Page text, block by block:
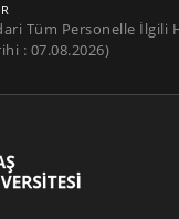
Tüm Personelle İlgili
: 07.08.2026)